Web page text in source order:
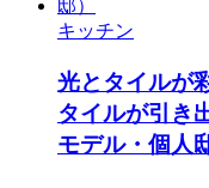
キッチン
光とタイルが
タイルが引き
モデル・個人